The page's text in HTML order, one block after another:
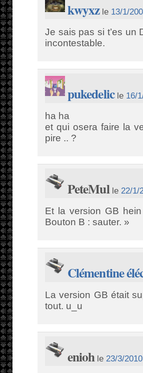
kwyxzle 13/1/
Je sais pas si t’es un
incontestable.
pukedelicle 16/
ha ha
et qui osera faire la
pire .. ?
PeteMulle 22/1/
Et la version GB
Bouton B : sauter. »
Clémentine
La version GB était
tout. u_u
eniohle23/3/